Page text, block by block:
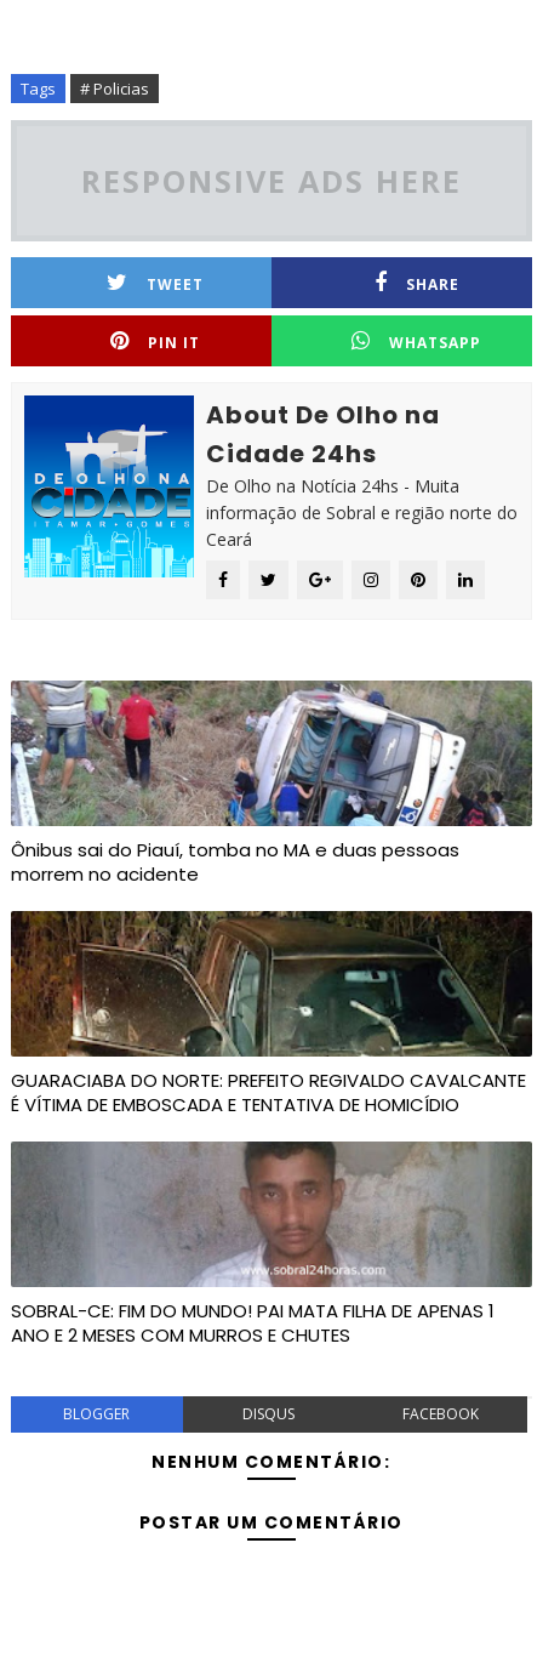
Tags # Policias
RESPONSIVE ADS HERE
TWEET SHARE
PIN IT WHATSAPP
About De Olho na
Cidade 24hs
De Olho na Notícia 24hs - Muita
informação de Sobral e região norte do
Ceará
Ônibus sai do Piauí, tomba no MA e duas pessoas
morrem no acidente
GUARACIABA DO NORTE: PREFEITO REGIVALDO CAVALCANTE
É VÍTIMA DE EMBOSCADA E TENTATIVA DE HOMICÍDIO
SOBRAL-CE: FIM DO MUNDO! PAI MATA FILHA DE APENAS 1
ANO E 2 MESES COM MURROS E CHUTES
BLOGGER DISQUS FACEBOOK
NENHUM COMENTÁRIO:
POSTAR UM COMENTÁRIO